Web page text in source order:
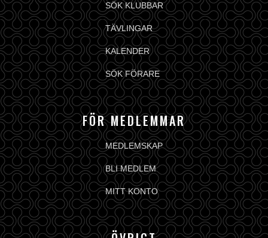
SÖK KLUBBAR
TÄVLINGAR
KALENDER
SÖK FÖRARE
FÖR MEDLEMMAR
MEDLEMSKAP
BLI MEDLEM
MITT KONTO